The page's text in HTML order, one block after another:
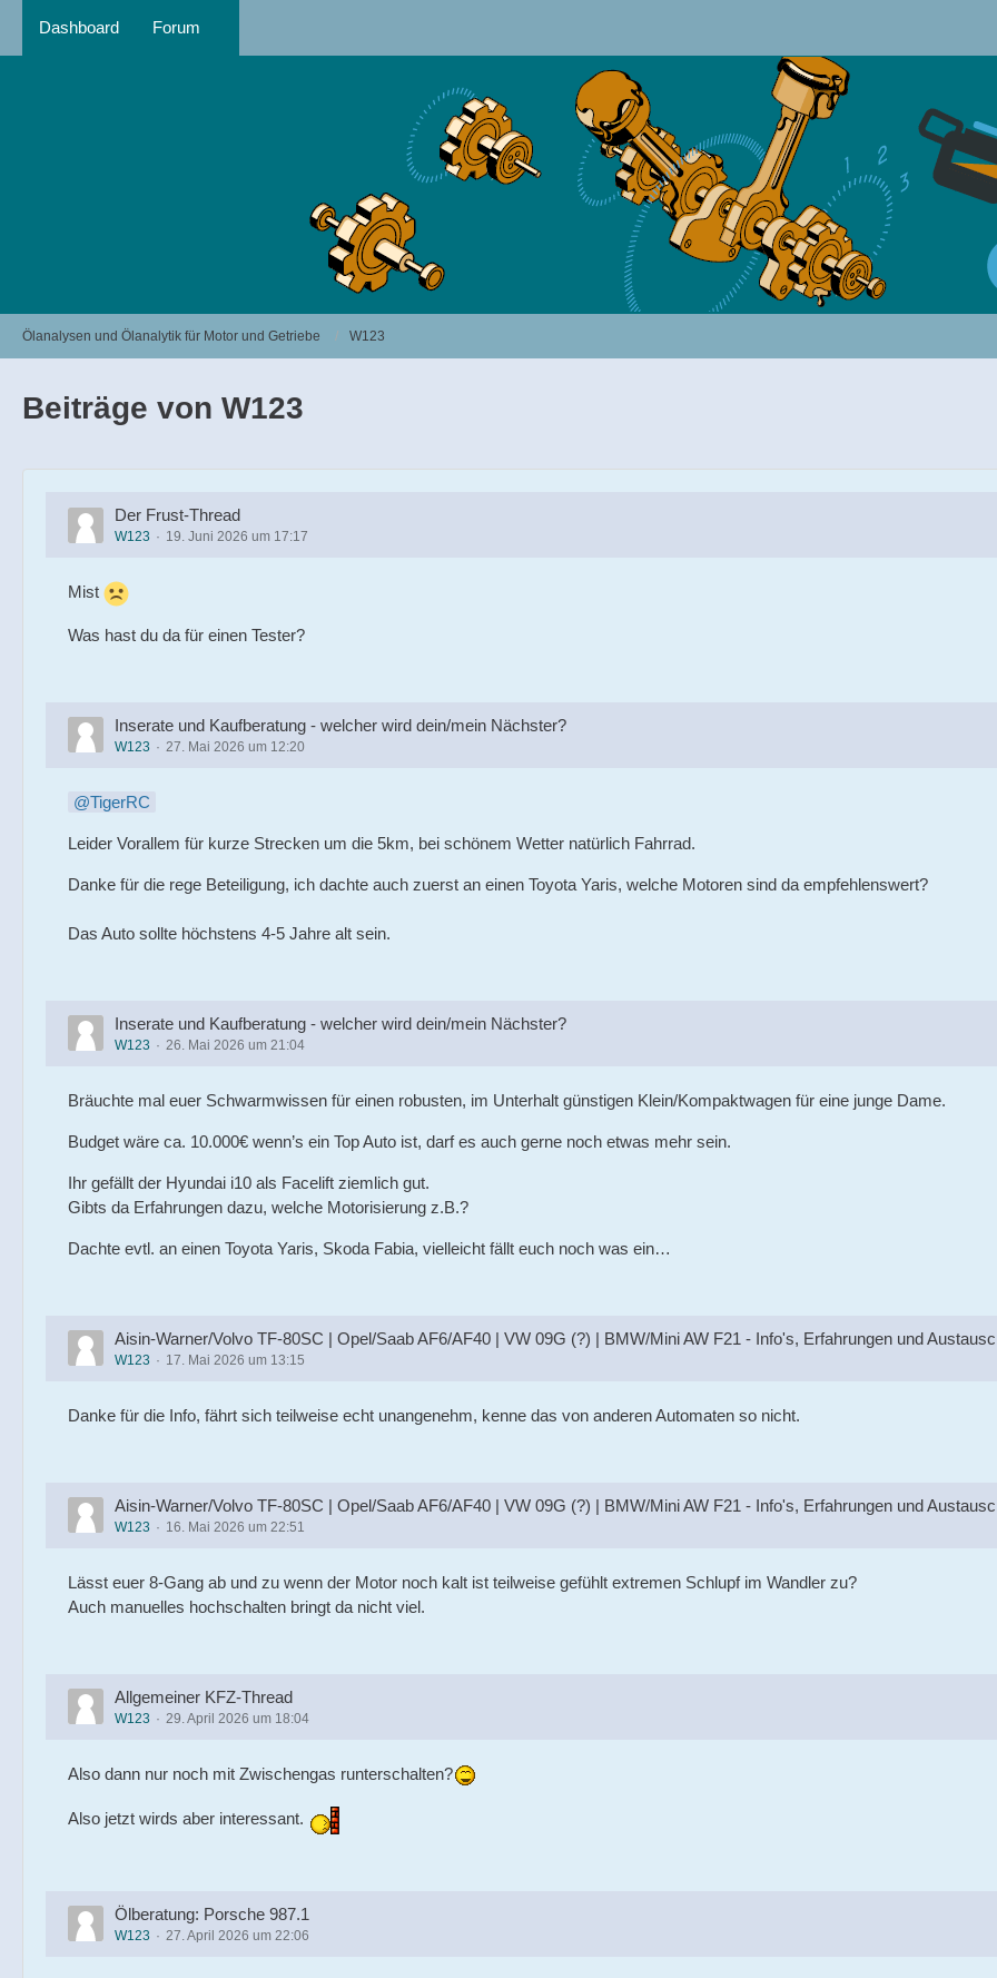
Dashboard Forum
Ölanalysen und Ölanalytik für Motor und Getriebe W123
Beiträge von W123
Der Frust-Thread
W123 19. Juni 2026 um 17:17
Mist
Was hast du da für einen Tester?
Inserate und Kaufberatung - welcher wird dein/mein Nächster?
W123 27. Mai 2026 um 12:20
TigerRC
Leider Vorallem für kurze Strecken um die 5km, bei schönem Wetter natürlich Fahrrad.
Danke für die rege Beteiligung, ich dachte auch zuerst an einen Toyota Yaris, welche Motoren sind da empfehlenswert?
Das Auto sollte höchstens 4-5 Jahre alt sein.
Inserate und Kaufberatung - welcher wird dein/mein Nächster?
W123 26. Mai 2026 um 21:04
Bräuchte mal euer Schwarmwissen für einen robusten, im Unterhalt günstigen Klein/Kompaktwagen für eine junge Dame.
Budget wäre ca. 10.000€ wenn’s ein Top Auto ist, darf es auch gerne noch etwas mehr sein.
Ihr gefällt der Hyundai i10 als Facelift ziemlich gut.
Gibts da Erfahrungen dazu, welche Motorisierung z.B.?
Dachte evtl. an einen Toyota Yaris, Skoda Fabia, vielleicht fällt euch noch was ein…
Aisin-Warner/Volvo TF-80SC | Opel/Saab AF6/AF40 | VW 09G (?) | BMW/Mini AW F21 - Info's, Erfahrungen und
W123 17. Mai 2026 um 13:15
Danke für die Info, fährt sich teilweise echt unangenehm, kenne das von anderen Automaten so nicht.
Aisin-Warner/Volvo TF-80SC | Opel/Saab AF6/AF40 | VW 09G (?) | BMW/Mini AW F21 - Info's, Erfahrungen und
W123 16. Mai 2026 um 22:51
Lässt euer 8-Gang ab und zu wenn der Motor noch kalt ist teilweise gefühlt extremen Schlupf im Wandler zu?
Auch manuelles hochschalten bringt da nicht viel.
Allgemeiner KFZ-Thread
W123 29. April 2026 um 18:04
Also dann nur noch mit Zwischengas runterschalten?
Also jetzt wirds aber interessant.
Ölberatung: Porsche 987.1
W123 27. April 2026 um 22:06